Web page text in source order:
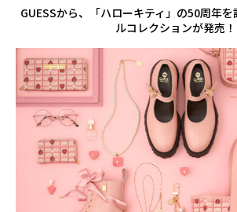
GUESSから、「ハローキティ」の50周年
ルコレクションが発売！